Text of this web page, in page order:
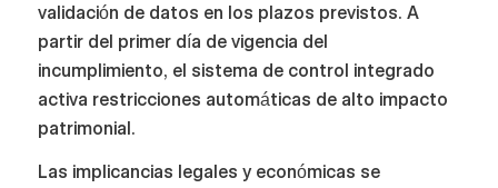
validación de datos en los plazos previstos. A
partir del primer día de vigencia del
incumplimiento, el sistema de control integrado
activa restricciones automáticas de alto impacto
patrimonial.
Las implicancias legales y económicas se